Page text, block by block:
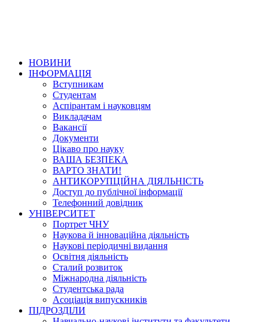
НОВИНИ
ІНФОРМАЦІЯ
Вступникам
Студентам
Аспірантам і науковцям
Викладачам
Вакансії
Документи
Цікаво про науку
ВАША БЕЗПЕКА
ВАРТО ЗНАТИ!
АНТИКОРУПЦІЙНА ДІЯЛЬНІСТЬ
Доступ до публічної інформації
Телефонний довідник
УНІВЕРСИТЕТ
Портрет ЧНУ
Наукова й інноваційна діяльність
Наукові періодичні видання
Освітня діяльність
Сталий розвиток
Міжнародна діяльність
Студентська рада
Асоціація випускників
ПІДРОЗДІЛИ